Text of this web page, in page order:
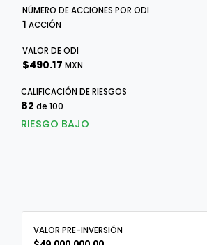
NÚMERO DE ACCIONES POR ODI
1 ACCIÓN
VALOR DE ODI
$490.17 MXN
CALIFICACIÓN DE RIESGOS
82 de 100
RIESGO BAJO
VALOR PRE-INVERSIÓN